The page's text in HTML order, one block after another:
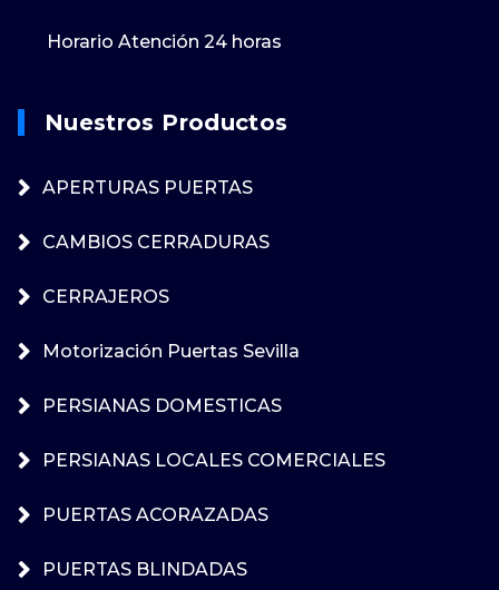
Horario Atención 24 horas
Nuestros Productos
APERTURAS PUERTAS
CAMBIOS CERRADURAS
CERRAJEROS
Motorización Puertas Sevilla
PERSIANAS DOMESTICAS
PERSIANAS LOCALES COMERCIALES
PUERTAS ACORAZADAS
PUERTAS BLINDADAS